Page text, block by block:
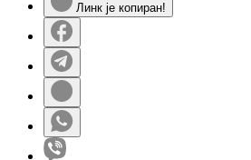
Линк је копиран!